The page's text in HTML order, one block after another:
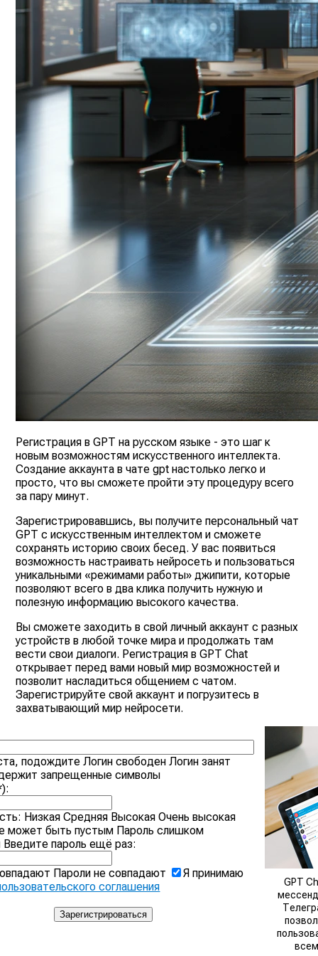
Регистрация в GPT на русском языке - это шаг к
новым возможностям искусственного интеллекта.
Создание аккаунта в чате gpt настолько легко и
просто, что вы сможете пройти эту процедуру всего
за пару минут.
Зарегистрировавшись, вы получите персональный чат
GPT с искусственным интеллектом и сможете
сохранять историю своих бесед. У вас появиться
возможность настраивать нейросеть и пользоваться
уникальными «режимами работы» джипити, которые
позволяют всего в два клика получить нужную и
полезную информацию высокого качества.
Вы сможете заходить в свой личный аккаунт с разных
устройств в любой точке мира и продолжать там
вести свои диалоги. Регистрация в GPT Chat
открывает перед вами новый мир возможностей и
позволит насладиться общением с чатом.
Зарегистрируйте свой аккаунт и погрузитесь в
захватывающий мир нейросети.
подождите Логин свободен Логин занят
запрещенные символы
Низкая Средняя Высокая Очень высокая
может быть пустым Пароль слишком
Введите пароль ещё раз:
Пароли не совпадают
Я принимаю
соглашения
GPT